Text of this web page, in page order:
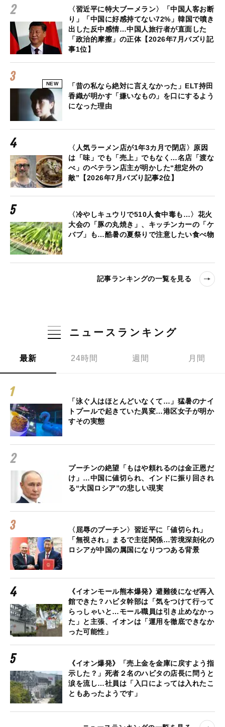
〈習近平に特大ブーメラン〉「中国人客お断
り」「中国に好感持てない72%」韓国で噴き
出した反中感情…中国人旅行者が直面した
「政治的摩擦」の正体【2026年7月バズり記
事1位】
NEW
「昔の私なら絶対に言えなかった」ELT持田
香織が明かす「嫌いなもの」を口にするよう
になった理由
〈人気ラーメン店が1年3カ月で閉店〉原因
は「味」でも「売上」でもなく…名店「渡な
べ」のベテラン店主が明かした“想定外の
敵”【2026年7月バズり記事2位】
〈冷やしキュウリで510人食中毒も…〉花火
大会の「豚の丸焼き」、キッチンカーの「ケ
バブ」も…酷暑の夏祭りで注意したい食べ物
記事ランキングの一覧を見る
ニュースランキング
最新 24時間 週間 月間
「泳ぐ人はほとんどいなくて…」猛暑のナイ
トプールで起きていた異変…港区女子が明か
すその実態
プーチンの絶望「もはや頼れるのは金正恩だ
け」…中国に値切られ、インドに振り回され
る“大国ロシア”の悲しい現実
〈屈辱のプーチン〉習近平に「値切られ」
「無視され」まるで主従関係…苦境深刻化の
ロシアが中国の属国になりつつある背景
《イオンモール熊本爆発》避難後になぜ再入
館できた？ハビタ幹部は「気をつけて行って
らっしゃいと…モール職員は引き止めなかっ
た」と主張、イオンは「運用を徹底できなか
った可能性」
《イオン爆発》「売上金を金庫に戻すよう指
示した？」死者２名のハビタの店長に問うと
涙を流し…社員は「入口によっては入れたこ
ともあったようです」